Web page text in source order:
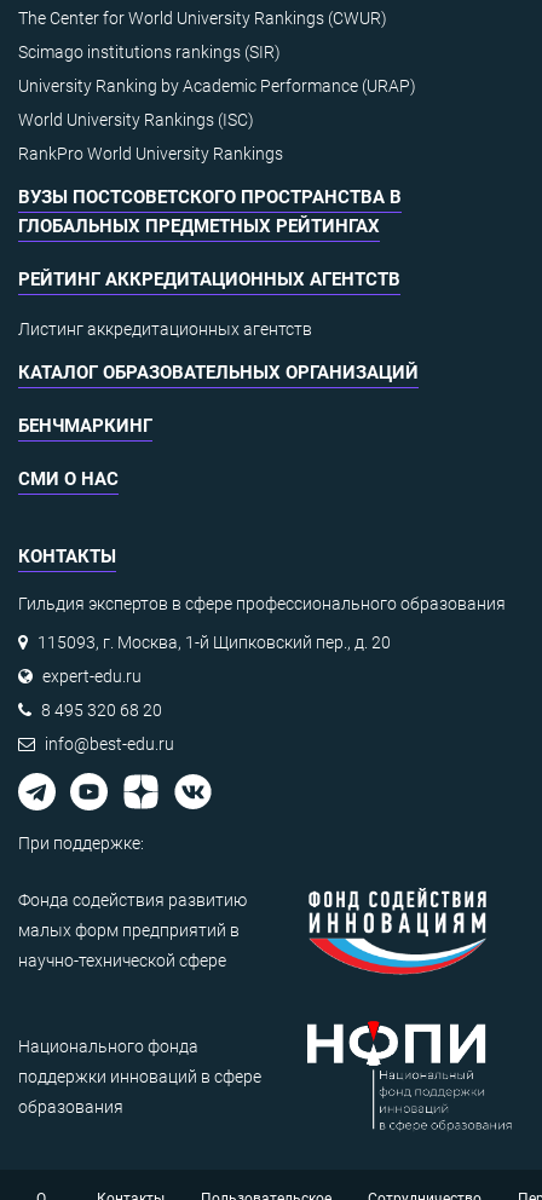
The Center for World University Rankings (CWUR)
Scimago institutions rankings (SIR)
University Ranking by Academic Performance (URAP)
World University Rankings (ISC)
RankPro World University Rankings
ВУЗЫ ПОСТСОВЕТСКОГО ПРОСТРАНСТВА В
ГЛОБАЛЬНЫХ ПРЕДМЕТНЫХ РЕЙТИНГАХ
РЕЙТИНГ АККРЕДИТАЦИОННЫХ АГЕНТСТВ
Листинг аккредитационных агентств
КАТАЛОГ ОБРАЗОВАТЕЛЬНЫХ ОРГАНИЗАЦИЙ
БЕНЧМАРКИНГ
СМИ О НАС
КОНТАКТЫ
Гильдия экспертов в сфере профессионального образования
115093, г. Москва, 1-й Щипковский пер., д. 20
expert-edu.ru
8 495 320 68 20
info@best-edu.ru
При поддержке:
Фонда содействия развитию
малых форм предприятий в
научно-технической сфере
Национального фонда
поддержки инноваций в сфере
образования